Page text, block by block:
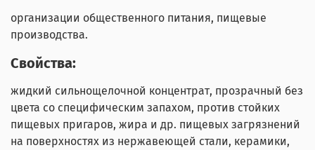
организации общественного питания, пищевые
производства.
Свойства:
жидкий сильнощелочной концентрат, прозрачный без
цвета со специфическим запахом, против стойких
пищевых пригаров, жира и др. пищевых загрязнений
на поверхностях из нержавеющей стали, керамики,